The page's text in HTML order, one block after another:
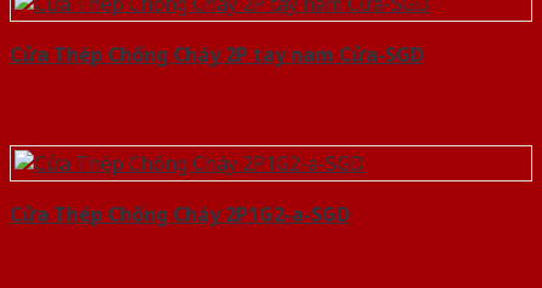
Cửa Thép Chống Cháy 2P tay nam Cửa-SGD
Cửa Thép Chống Cháy 2P1G2-a-SGD